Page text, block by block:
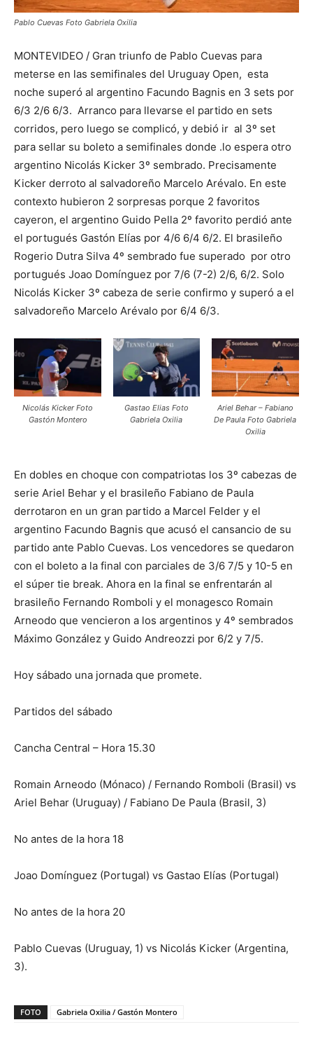
Pablo Cuevas Foto Gabriela Oxilia
MONTEVIDEO / Gran triunfo de Pablo Cuevas para
meterse en las semifinales del Uruguay Open, esta
noche superó al argentino Facundo Bagnis en 3 sets por
6/3 2/6 6/3. Arranco para llevarse el partido en sets
corridos, pero luego se complicó, y debió ir al 3º set
para sellar su boleto a semifinales donde .lo espera otro
argentino Nicolás Kicker 3º sembrado. Precisamente
Kicker derroto al salvadoreño Marcelo Arévalo. En este
contexto hubieron 2 sorpresas porque 2 favoritos
cayeron, el argentino Guido Pella 2º favorito perdió ante
el portugués Gastón Elías por 4/6 6/4 6/2. El brasileño
Rogerio Dutra Silva 4º sembrado fue superado por otro
portugués Joao Domínguez por 7/6 (7-2) 2/6, 6/2. Solo
Nicolás Kicker 3º cabeza de serie confirmo y superó a el
salvadoreño Marcelo Arévalo por 6/4 6/3.
Nicolás Kicker Foto
Gastón Montero
Gastao Elias Foto
Gabriela Oxilia
Ariel Behar – Fabiano
De Paula Foto Gabriela
Oxilia
En dobles en choque con compatriotas los 3º cabezas de
serie Ariel Behar y el brasileño Fabiano de Paula
derrotaron en un gran partido a Marcel Felder y el
argentino Facundo Bagnis que acusó el cansancio de su
partido ante Pablo Cuevas. Los vencedores se quedaron
con el boleto a la final con parciales de 3/6 7/5 y 10-5 en
el súper tie break. Ahora en la final se enfrentarán al
brasileño Fernando Romboli y el monagesco Romain
Arneodo que vencieron a los argentinos y 4º sembrados
Máximo González y Guido Andreozzi por 6/2 y 7/5.
Hoy sábado una jornada que promete.
Partidos del sábado
Cancha Central – Hora 15.30
Romain Arneodo (Mónaco) / Fernando Romboli (Brasil) vs
Ariel Behar (Uruguay) / Fabiano De Paula (Brasil, 3)
No antes de la hora 18
Joao Domínguez (Portugal) vs Gastao Elías (Portugal)
No antes de la hora 20
Pablo Cuevas (Uruguay, 1) vs Nicolás Kicker (Argentina,
3).
FOTO Gabriela Oxilia / Gastón Montero